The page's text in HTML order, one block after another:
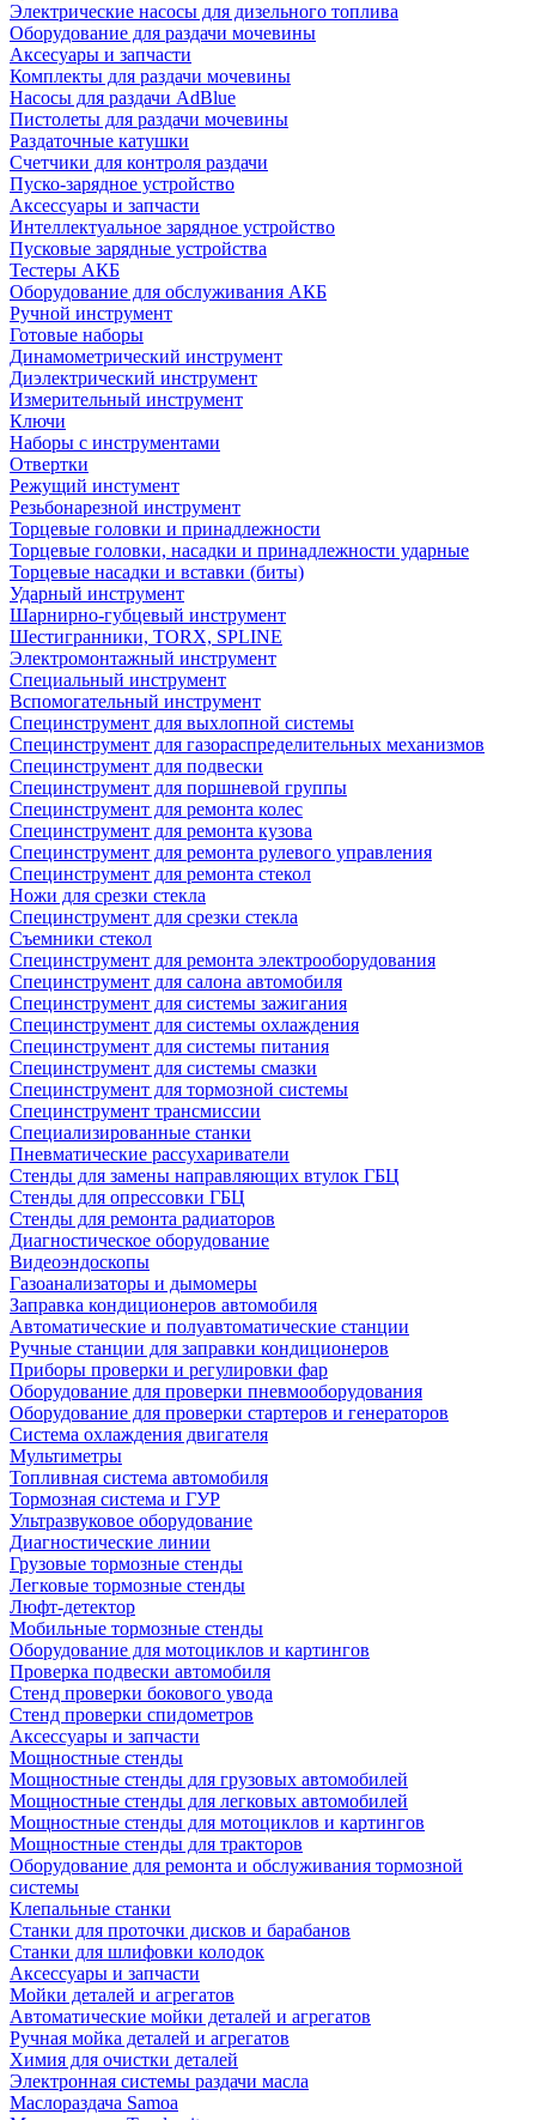
Электрические насосы для дизельного топлива
Оборудование для раздачи мочевины
Аксесуары и запчасти
Комплекты для раздачи мочевины
Насосы для раздачи AdBlue
Пистолеты для раздачи мочевины
Раздаточные катушки
Счетчики для контроля раздачи
Пуско-зарядное устройство
Аксессуары и запчасти
Интеллектуальное зарядное устройство
Пусковые зарядные устройства
Тестеры АКБ
Оборудование для обслуживания АКБ
Ручной инструмент
Готовые наборы
Динамометрический инструмент
Диэлектрический инструмент
Измерительный инструмент
Ключи
Наборы с инструментами
Отвертки
Режущий инстумент
Резьбонарезной инструмент
Торцевые головки и принадлежности
Торцевые головки, насадки и принадлежности ударные
Торцевые насадки и вставки (биты)
Ударный инструмент
Шарнирно-губцевый инструмент
Шестигранники, TORX, SPLINE
Электромонтажный инструмент
Специальный инструмент
Вспомогательный инструмент
Специнструмент для выхлопной системы
Специнструмент для газораспределительных механизмов
Специнструмент для подвески
Специнструмент для поршневой группы
Специнструмент для ремонта колес
Специнструмент для ремонта кузова
Специнструмент для ремонта рулевого управления
Специнструмент для ремонта стекол
Ножи для срезки стекла
Специнструмент для срезки стекла
Съемники стекол
Специнструмент для ремонта электрооборудования
Специнструмент для салона автомобиля
Специнструмент для системы зажигания
Специнструмент для системы охлаждения
Специнструмент для системы питания
Специнструмент для системы смазки
Специнструмент для тормозной системы
Специнструмент трансмиссии
Специализированные станки
Пневматические рассухариватели
Стенды для замены направляющих втулок ГБЦ
Стенды для опрессовки ГБЦ
Стенды для ремонта радиаторов
Диагностическое оборудование
Видеоэндоскопы
Газоанализаторы и дымомеры
Заправка кондиционеров автомобиля
Автоматические и полуавтоматические станции
Ручные станции для заправки кондиционеров
Приборы проверки и регулировки фар
Оборудование для проверки пневмооборудования
Оборудование для проверки стартеров и генераторов
Система охлаждения двигателя
Мультиметры
Топливная система автомобиля
Тормозная система и ГУР
Ультразвуковое оборудование
Диагностические линии
Грузовые тормозные стенды
Легковые тормозные стенды
Люфт-детектор
Мобильные тормозные стенды
Оборудование для мотоциклов и картингов
Проверка подвески автомобиля
Стенд проверки бокового увода
Стенд проверки спидометров
Аксессуары и запчасти
Мощностные стенды
Мощностные стенды для грузовых автомобилей
Мощностные стенды для легковых автомобилей
Мощностные стенды для мотоциклов и картингов
Мощностные стенды для тракторов
Оборудование для ремонта и обслуживания тормозной
системы
Клепальные станки
Станки для проточки дисков и барабанов
Станки для шлифовки колодок
Аксессуары и запчасти
Мойки деталей и агрегатов
Автоматические мойки деталей и агрегатов
Ручная мойка деталей и агрегатов
Химия для очистки деталей
Электронная системы раздачи масла
Маслораздача Samoa